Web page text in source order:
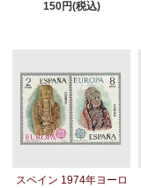
150円(税込)
スペイン 1974年ヨーロ